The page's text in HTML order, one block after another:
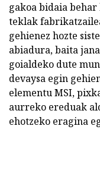
gakoa bidaia
teklak
gehienez hozte
abiadura, baita
goialdeko dute
devaysa egin
elementu MSI,
aurreko ereduak
ehotzeko eragina